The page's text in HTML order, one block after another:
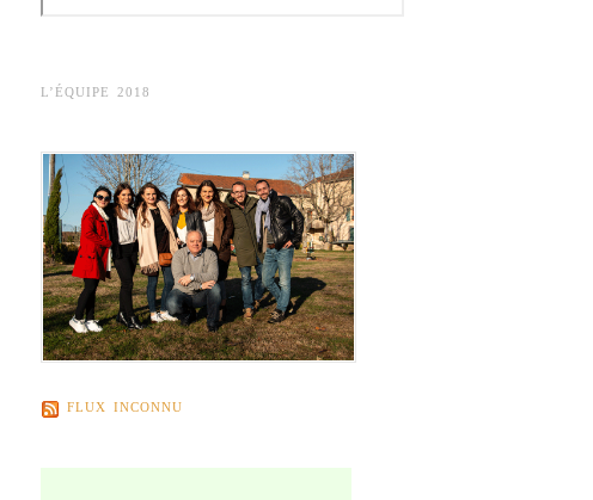
L’ÉQUIPE 2018
FLUX INCONNU